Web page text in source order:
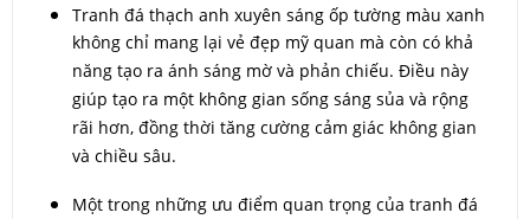
Tranh đá thạch anh xuyên sáng ốp tường màu xanh
không chỉ mang lại vẻ đẹp mỹ quan mà còn có khả
năng tạo ra ánh sáng mờ và phản chiếu. Điều này
giúp tạo ra một không gian sống sáng sủa và rộng
rãi hơn, đồng thời tăng cường cảm giác không gian
và chiều sâu.
Một trong những ưu điểm quan trọng của tranh đá